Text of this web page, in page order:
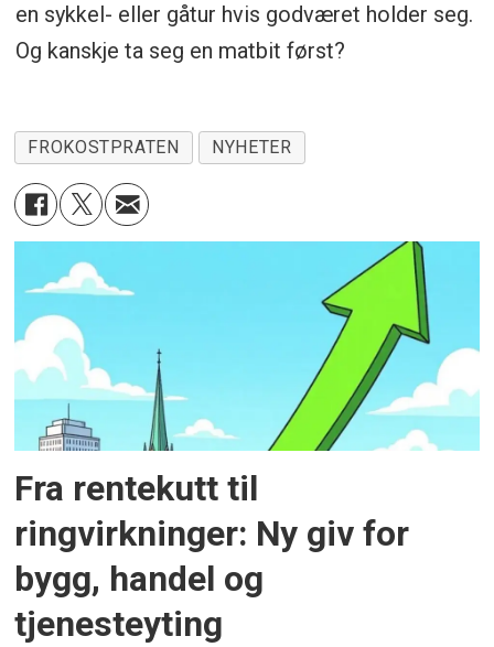
en sykkel- eller gåtur hvis godværet holder seg.
Og kanskje ta seg en matbit først?
FROKOSTPRATEN NYHETER
Fra rentekutt til
ringvirkninger: Ny giv for
bygg, handel og
tjenesteyting